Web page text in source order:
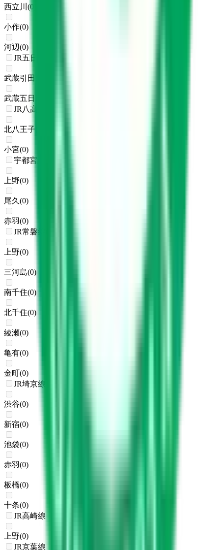
西立川 (0
小作(0)
河辺(0)
JR五日市線
武蔵引田
武蔵五日市
JR八高線(八王子～高麗川)
北八王子
小宮(0)
宇都宮線
上野(0)
尾久 (0)
赤羽(0)
JR常磐線(上野～取手)
上野(0)
三河島(0)
南千住(0)
北千住(0)
綾瀬(0)
亀有(0)
金町(0)
JR埼京線
渋谷(0)
新宿(0)
池袋(0)
赤羽(0)
板橋(0)
十条(0)
JR高崎線
上野(0)
JR京葉線